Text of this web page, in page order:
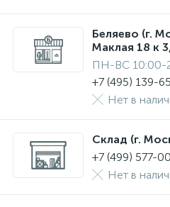
Беляево (г.
Маклая 18 к
ПН-ВС 10:00-
+7 (495) 139-
Нет в
Склад (г.
+7 (499) 577-
Нет в